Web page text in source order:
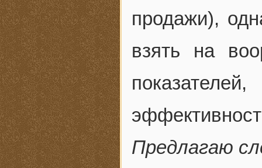
продажи),
взять на
Предлагаю